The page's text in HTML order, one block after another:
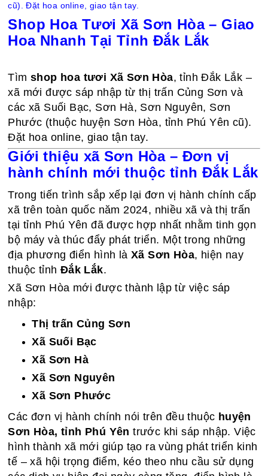
cũ). Đặt hoa online, giao tận tay.
Shop Hoa Tươi Xã Sơn Hòa – Giao
Hoa Nhanh Tại Tỉnh Đắk Lắk
Tìmshop hoa tươi Xã Sơn Hòa, tỉnh Đắk Lắk –
xã mới được sáp nhập từ thị trấn Củng Sơn và
các xã Suối Bạc, Sơn Hà, Sơn Nguyên, Sơn
Phước (thuộc huyện Sơn Hòa, tỉnh Phú Yên cũ).
Đặt hoa online, giao tận tay.
Giới thiệu xã Sơn Hòa – Đơn vị
hành chính mới thuộc tỉnh Đắk Lắk
Trong tiến trình sắp xếp lại đơn vị hành chính cấp
xã trên toàn quốc năm 2024, nhiều xã và thị trấn
tại tỉnh Phú Yên đã được hợp nhất nhằm tinh gọn
bộ máy và thúc đẩy phát triển. Một trong những
địa phương điển hình làXã Sơn Hòa, hiện nay
thuộc tỉnh Đắk Lắk.
Xã Sơn Hòa mới được thành lập từ việc sáp
nhập:
Thị trấn Củng Sơn
Xã Suối Bạc
Xã Sơn Hà
Xã Sơn Nguyên
Xã Sơn Phước
Các đơn vị hành chính nói trên đều thuộc huyện
Sơn Hòa, tỉnh Phú Yên trước khi sáp nhập. Việc
hình thành xã mới giúp tạo ra vùng phát triển kinh
tế – xã hội trọng điểm, kéo theo nhu cầu sử dụng